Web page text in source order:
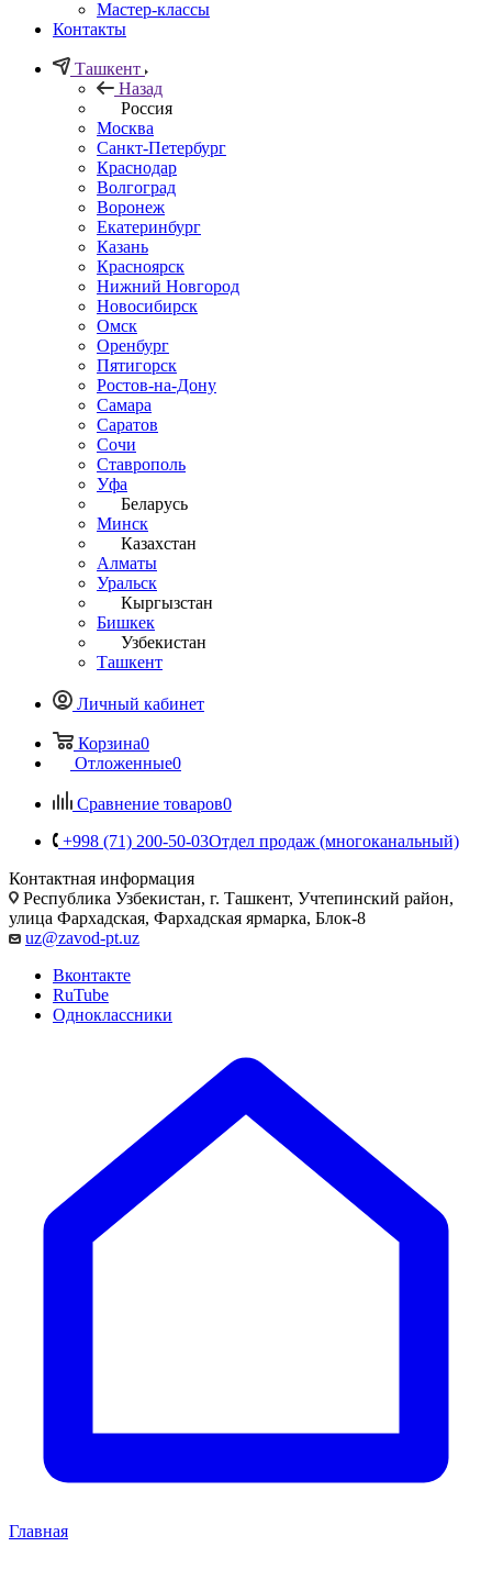
Мастер-классы
Контакты
Ташкент
Назад
Россия
Москва
Санкт-Петербург
Краснодар
Волгоград
Воронеж
Екатеринбург
Казань
Красноярск
Нижний Новгород
Новосибирск
Омск
Оренбург
Пятигорск
Ростов-на-Дону
Самара
Саратов
Сочи
Ставрополь
Уфа
Беларусь
Минск
Казахстан
Алматы
Уральск
Кыргызстан
Бишкек
Узбекистан
Ташкент
Личный кабинет
Корзина0
Отложенные0
Сравнение товаров0
+998 (71) 200-50-03Отдел продаж (многоканальный)
Контактная информация
Республика Узбекистан, г. Ташкент, Учтепинский район,
улица Фархадская, Фархадская ярмарка, Блок-8
uz@zavod-pt.uz
Вконтакте
RuTube
Одноклассники
Главная